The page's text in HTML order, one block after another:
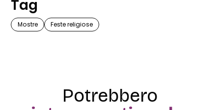
Tag
Mostre Feste religiose
Potrebbero